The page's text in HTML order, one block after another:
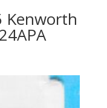
Kenworth